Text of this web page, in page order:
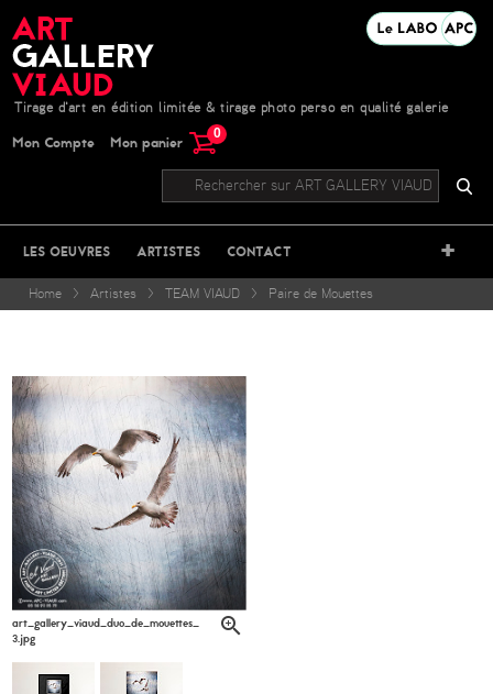
Tirage d'art en édition limitée & tirage photo perso en qualité galerie
Mon Compte Mon panier 0
LES OEUVRES ARTISTES CONTACT +
Home > Artistes > TEAM VIAUD > Paire de Mouettes
art_gallery_viaud_duo_de_mouettes_apc_viaud6-
3.jpg